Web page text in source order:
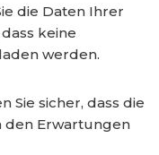
die Daten Ihrer
keine
werden.
Sie sicher, dass die
den Erwartungen